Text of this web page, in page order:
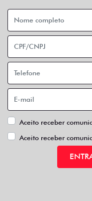
Aceito receber
Aceito receber